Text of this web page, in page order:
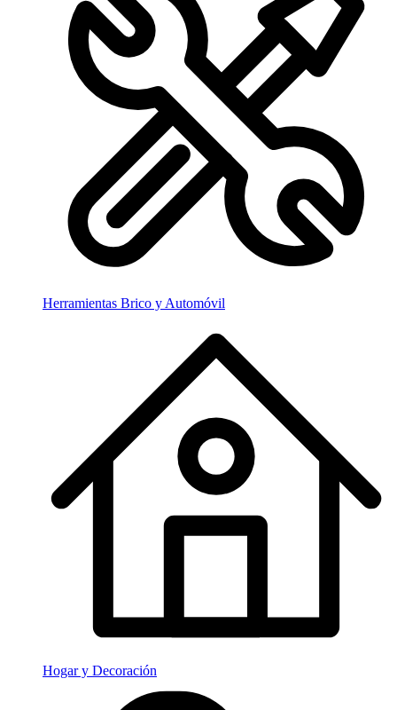
Herramientas Brico y Automóvil
Hogar y Decoración